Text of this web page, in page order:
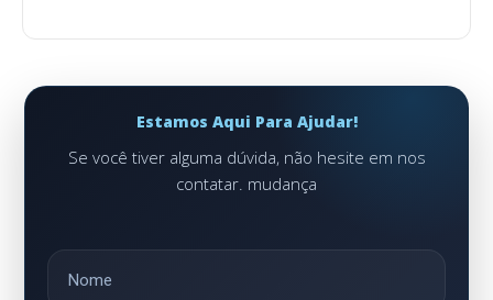
Estamos Aqui Para Ajudar!
Se você tiver alguma dúvida, não hesite em nos
contatar. mudança